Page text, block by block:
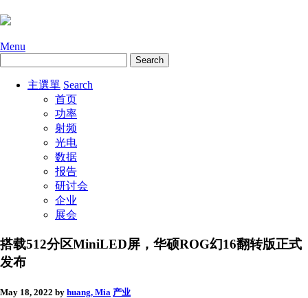
Menu
主選單 Search
首页
功率
射频
光电
数据
报告
研讨会
企业
展会
搭载512分区MiniLED屏，华硕ROG幻16翻转版正式
发布
May 18, 2022 by huang, Mia 产业